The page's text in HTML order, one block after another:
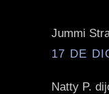
Jummi
17 DE
Natty P.